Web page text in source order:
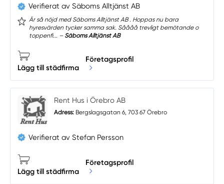
Verifierat av Säboms Alltjänst AB
Är så nöjd med Säboms Alltjänst AB . Hoppas nu bara
hyresvärden tycker samma sak. Såååå trevligt bemötande o
toppenfi... – Säboms Alltjänst AB
Lägg till städfirma
Företagsprofil
Rent Hus i Örebro AB
Adress: Bergslagsgatan 6, 703 67 Örebro
Verifierat av Stefan Persson
Lägg till städfirma
Företagsprofil